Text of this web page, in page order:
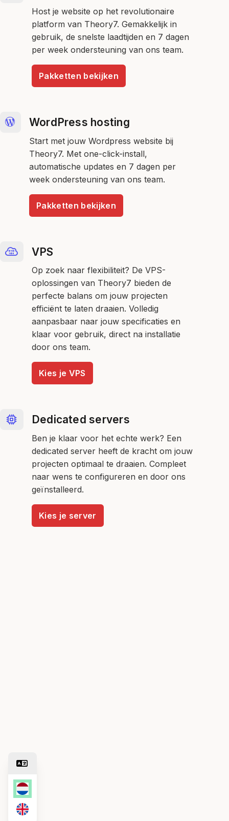
Host je website op het revolutionaire
platform van Theory7. Gemakkelijk in
gebruik, de snelste laadtijden en 7 dagen
per week ondersteuning van ons team.
Pakketten bekijken
WordPress hosting
Start met jouw Wordpress website bij
Theory7. Met one-click-install,
automatische updates en 7 dagen per
week ondersteuning van ons team.
Pakketten bekijken
VPS
Op zoek naar flexibiliteit? De VPS-
oplossingen van Theory7 bieden de
perfecte balans om jouw projecten
efficiënt te laten draaien. Volledig
aanpasbaar naar jouw specificaties en
klaar voor gebruik, direct na installatie
door ons team.
Kies je VPS
Dedicated servers
Ben je klaar voor het echte werk? Een
dedicated server heeft de kracht om jouw
projecten optimaal te draaien. Compleet
naar wens te configureren en door ons
geïnstalleerd.
Kies je server